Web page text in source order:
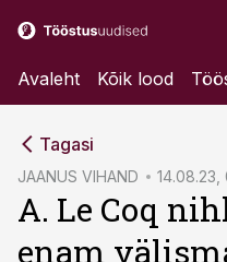
Avaleht Kõik lood
Tagasi
JAANUS VIHAND 14.08.23,
A. Le Coq
enam